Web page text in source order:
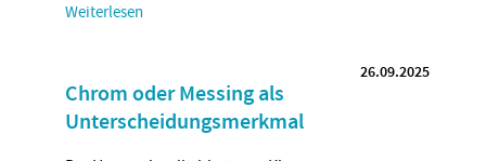
Weiterlesen
26.09.2025
Chrom oder Messing als
Unterscheidungsmerkmal